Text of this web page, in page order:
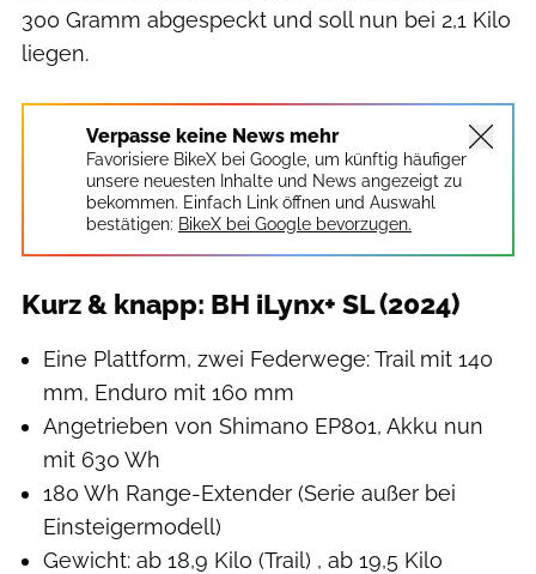
300 Gramm abgespeckt und soll nun bei 2,1 Kilo
liegen.
Verpasse keine News mehr
Favorisiere BikeX bei Google, um künftig häufiger
unsere neuesten Inhalte und News angezeigt zu
bekommen. Einfach Link öffnen und Auswahl
bestätigen: BikeX bei Google bevorzugen.
Kurz & knapp: BH iLynx+ SL (2024)
Eine Plattform, zwei Federwege: Trail mit 140
mm, Enduro mit 160 mm
Angetrieben von Shimano EP801, Akku nun
mit 630 Wh
180 Wh Range-Extender (Serie außer bei
Einsteigermodell)
Gewicht: ab 18,9 Kilo (Trail) , ab 19,5 Kilo